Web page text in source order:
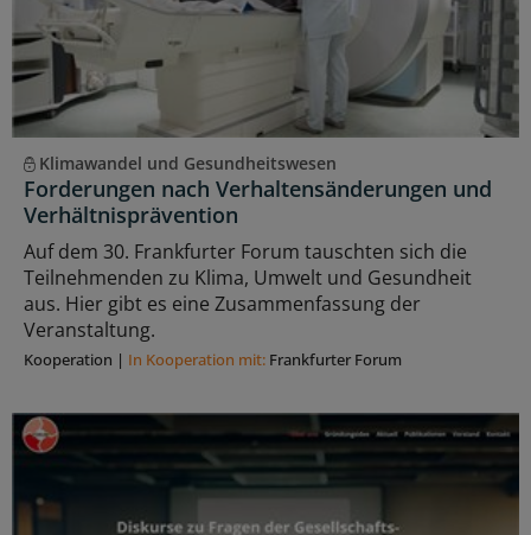
Klimawandel und Gesundheitswesen
Forderungen nach Verhaltensänderungen und
Verhältnisprävention
Auf dem 30. Frankfurter Forum tauschten sich die
Teilnehmenden zu Klima, Umwelt und Gesundheit
aus. Hier gibt es eine Zusammenfassung der
Veranstaltung.
Kooperation | In Kooperation mit: Frankfurter Forum